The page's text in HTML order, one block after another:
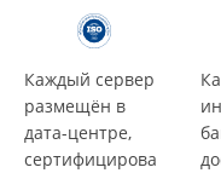
Каждый сервер
размещён в
дата-центре,
сертифицирова